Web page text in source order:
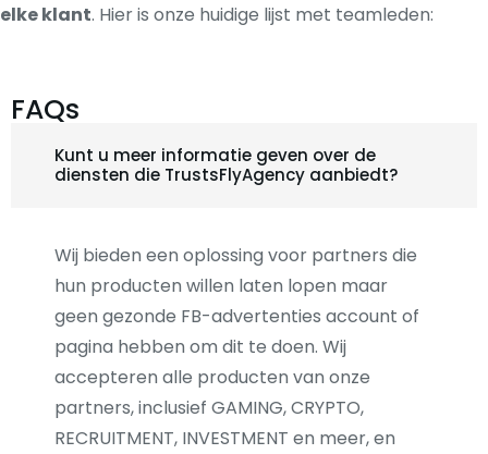
elke klant. Hier is onze huidige lijst met teamleden:
FAQs
Kunt u meer informatie geven over de
diensten die TrustsFlyAgency aanbiedt?
Wij bieden een oplossing voor partners die
hun producten willen laten lopen maar
geen gezonde FB-advertenties account of
pagina hebben om dit te doen. Wij
accepteren alle producten van onze
partners, inclusief GAMING, CRYPTO,
RECRUITMENT, INVESTMENT en meer, en